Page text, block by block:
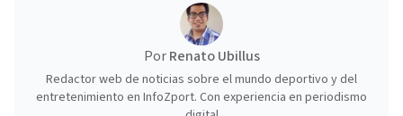
PorRenato Ubillus
Redactor web de noticias sobre el mundo deportivo y del
entretenimiento en InfoZport. Con experiencia en periodismo